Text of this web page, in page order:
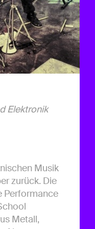
Elektronik
Musik
zurück. Die
Performance
Metall,